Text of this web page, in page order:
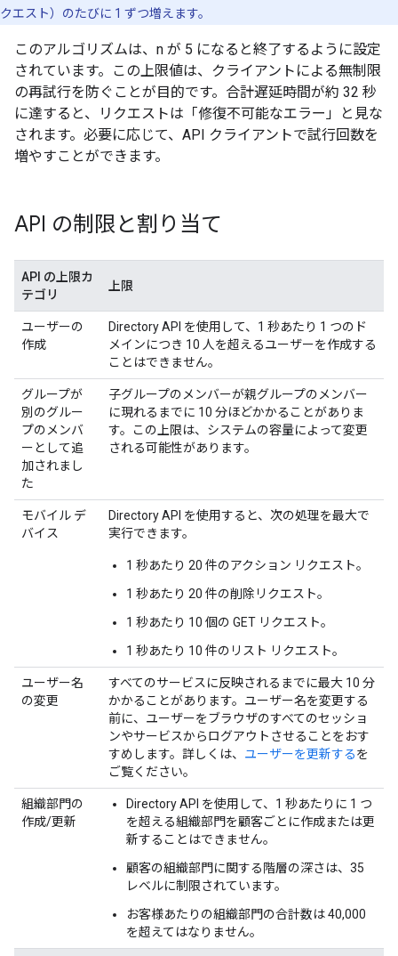
クエスト）のたびに 1 ずつ増えます。
このアルゴリズムは、n が 5 になると終了するように設定
されています。この上限値は、クライアントによる無制限
の再試行を防ぐことが目的です。合計遅延時間が約 32 秒
に達すると、リクエストは「修復不可能なエラー」と見な
されます。必要に応じて、API クライアントで試行回数を
増やすことができます。
API の制限と割り当て
API の上限カ
テゴリ
上限
ユーザーの
作成
Directory API を使用して、1 秒あたり 1 つのド
メインにつき 10 人を超えるユーザーを作成する
ことはできません。
グループが
別のグルー
プのメンバ
ーとして追
加されまし
た
子グループのメンバーが親グループのメンバー
に現れるまでに 10 分ほどかかることがありま
す。この上限は、システムの容量によって変更
される可能性があります。
モバイル デ
バイス
Directory API を使用すると、次の処理を最大で
実行できます。
1 秒あたり 20 件のアクション リクエスト。
1 秒あたり 20 件の削除リクエスト。
1 秒あたり 10 個の GET リクエスト。
1 秒あたり 10 件のリスト リクエスト。
ユーザー名
の変更
すべてのサービスに反映されるまでに最大 10 分
かかることがあります。ユーザー名を変更する
前に、ユーザーをブラウザのすべてのセッショ
ンやサービスからログアウトさせることをおす
すめします。詳しくは、 ユーザーを更新するを
ご覧ください。
組織部門の
作成/更新
Directory API を使用して、1 秒あたりに 1 つ
を超える組織部門を顧客ごとに作成または更
新することはできません。
顧客の組織部門に関する階層の深さは、35
レベルに制限されています。
お客様あたりの組織部門の合計数は 40,000
を超えてはなりません。